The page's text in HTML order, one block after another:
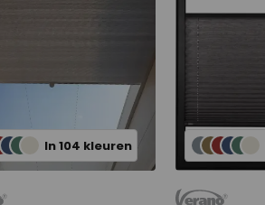
In 104 kleuren